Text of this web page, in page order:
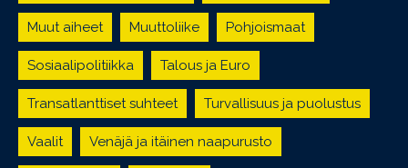
Muut aiheet Muuttoliike Pohjoismaat
Sosiaalipolitiikka Talous ja Euro
Transatlanttiset suhteet Turvallisuus ja puolustus
Vaalit Venäjä ja itäinen naapurusto